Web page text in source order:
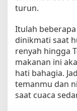
turun.
Itulah
dinikmati saat
renyah hingga
makanan ini
hati bahagia.
temanmu dan
saat cuaca